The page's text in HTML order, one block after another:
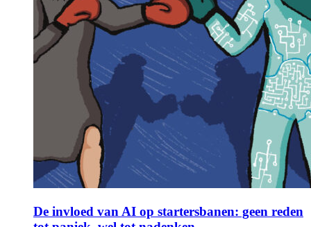
De invloed van AI op startersbanen: geen reden